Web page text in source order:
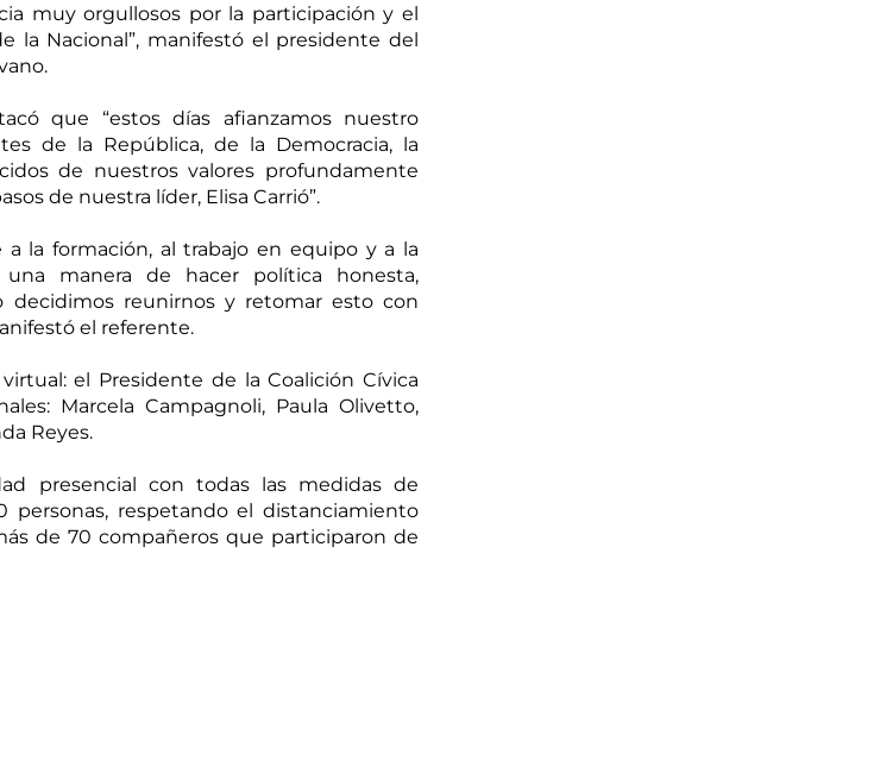
muy orgullosos por la participación y el
la Nacional”, manifestó el presidente del
que “estos días afianzamos nuestro
de la República, de la Democracia, la
de nuestros valores profundamente
de nuestra líder, Elisa Carrió”.
la formación, al trabajo en equipo y a la
manera de hacer política honesta,
decidimos reunirnos y retomar esto con
el referente.
el Presidente de la Coalición Cívica
Marcela Campagnoli, Paula Olivetto,
Reyes.
presencial con todas las medidas de
respetando el distanciamiento
de 70 compañeros que participaron de